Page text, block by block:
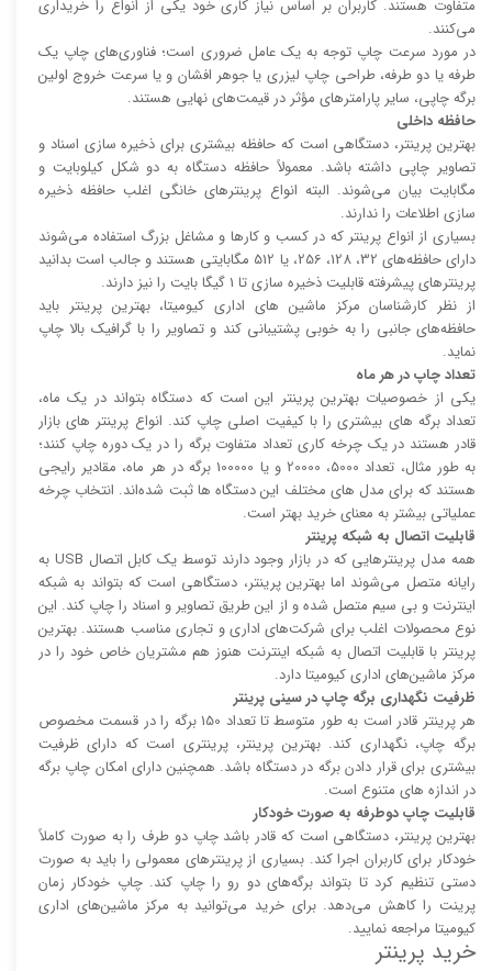
متفاوت هستند. کاربران بر اساس نیاز کاری خود یکی از انواع را خریداری
می‌کنند.
در مورد سرعت چاپ توجه به یک عامل ضروری است؛ فناوری‌های چاپ یک
طرفه یا دو طرفه، طراحی چاپ لیزری یا جوهر افشان و یا سرعت خروج اولین
برگه چاپی، سایر پارامتر‌های مؤثر در قیمت‌های نهایی هستند.
حافظه داخلی
بهترین پرینتر، دستگاهی است که حافظه بیشتری برای ذخیره سازی اسناد و
تصاویر چاپی داشته باشد. معمولاً حافظه دستگاه به دو شکل کیلوبایت و
مگابایت بیان می‌شوند. البته انواع پرینتر‌های خانگی اغلب حافظه ذخیره
سازی اطلاعات را ندارند.
بسیاری از انواع پرینتر که در کسب و کار‌ها و مشاغل بزرگ استفاده می‌شوند
دارای حافظه‌های 32، 128، 256، یا 512 مگابایتی هستند و جالب است بدانید
پرینتر‌های پیشرفته قابلیت ذخیره سازی تا 1 گیگا بایت را نیز دارند.
از نظر کارشناسان مرکز ماشین های اداری کیومیتا، بهترین پرینتر باید
حافظه‌های جانبی را به خوبی پشتیبانی کند و تصاویر را با گرافیک بالا چاپ
نماید.
تعداد چاپ در هر ماه
یکی از خصوصیات بهترین پرینتر این است که دستگاه بتواند در یک ماه،
تعداد برگه های بیشتری را با کیفیت اصلی چاپ کند. انواع پرینتر های بازار
قادر هستند در یک چرخه کاری تعداد متفاوت برگه را در یک دوره چاپ کنند؛
به طور مثال، تعداد 5000، 20000 و یا 100000 برگه در هر ماه، مقادیر رایجی
هستند که برای مدل های مختلف این دستگاه ها ثبت شده‌اند. انتخاب چرخه
عملیاتی بیشتر به معنای خرید بهتر است.
قابلیت اتصال به شبکه پرینتر
همه مدل پرینتر‌هایی که در بازار وجود دارند توسط یک کابل اتصال USB به
رایانه متصل می‌شوند اما بهترین پرینتر، دستگاهی است که بتواند به شبکه
اینترنت و بی سیم متصل شده و از این طریق تصاویر و اسناد را چاپ کند. این
نوع محصولات اغلب برای شرکت‌های اداری و تجاری مناسب هستند. بهترین
پرینتر با قابلیت اتصال به شبکه اینترنت هنوز هم مشتریان خاص خود را در
مرکز ماشین‌های اداری کیومیتا دارد.
ظرفیت نگهداری برگه چاپ در سینی پرینتر
هر پرینتر قادر است به طور متوسط تا تعداد 150 برگه را در قسمت مخصوص
برگه چاپ، نگهداری کند. بهترین پرینتر، پرینتری است که دارای ظرفیت
بیشتری برای قرار دادن برگه در دستگاه باشد. همچنین دارای امکان چاپ برگه
در اندازه های متنوع است.
قابلیت چاپ دوطرفه به صورت خودکار
بهترین پرینتر، دستگاهی است که قادر باشد چاپ دو طرف را به صورت کاملاً
خودکار برای کاربران اجرا کند. بسیاری از پرینتر‌های معمولی را باید به صورت
دستی تنظیم کرد تا بتواند برگه‌های دو رو را چاپ کند. چاپ خودکار زمان
پرینت را کاهش می‌دهد. برای خرید می‌توانید به مرکز ماشین‌های اداری
کیومیتا مراجعه نمایید.
خرید پرینتر